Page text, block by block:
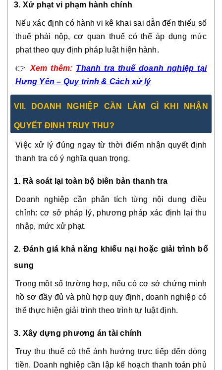
3. Xử phạt vi phạm hành chính
Nếu xác định có hành vi kê khai sai dẫn đến thiếu số
thuế phải nộp, cơ quan thuế có thể áp dụng mức
phạt theo quy định pháp luật hiện hành.
👉 Xem thêm: Thanh tra thuế doanh nghiệp tại
Hưng Yên – Quy trình & Cách xử lý
VII. DOANH NGHIỆP CẦN LÀM GÌ KHI NHẬN
QUYẾT ĐỊNH TRUY THU?
Việc xử lý đúng ngay từ thời điểm nhận quyết định
thanh tra có ý nghĩa quan trọng.
1. Rà soát lại toàn bộ biên bản thanh tra
Doanh nghiệp cần phân tích từng nội dung điều
chỉnh: cơ sở pháp lý, phương pháp xác định lại thu
nhập, mức xử phạt.
2. Đánh giá khả năng khiếu nại hoặc giải trình bổ
sung
Trong một số trường hợp, nếu có cơ sở chứng minh
hồ sơ đầy đủ và phù hợp quy định, doanh nghiệp có
thể thực hiện giải trình theo trình tự luật định.
3. Xây dựng phương án tài chính
Truy thu thuế có thể ảnh hưởng trực tiếp đến dòng
tiền. Doanh nghiệp cần lập kế hoạch thanh toán phù